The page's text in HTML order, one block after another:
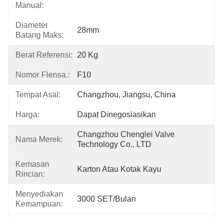
Manual:
Diameter
Batang Maks:
28mm
Berat Referensi: 20 Kg
Nomor Flensa.: F10
Tempat Asal: Changzhou, Jiangsu, China
Harga: Dapat Dinegosiasikan
Nama Merek:
Changzhou Chenglei Valve
Technology Co., LTD
Kemasan
Rincian:
Karton Atau Kotak Kayu
Menyediakan
Kemampuan:
3000 SET/Bulan